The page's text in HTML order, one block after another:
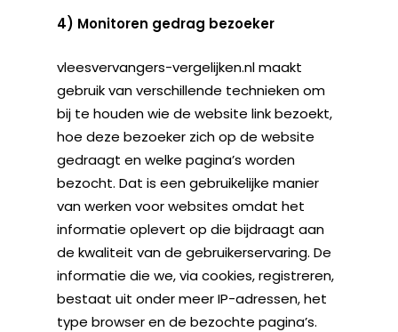
4) Monitoren gedrag bezoeker
vleesvervangers-vergelijken.nl maakt
gebruik van verschillende technieken om
bij te houden wie de website link bezoekt,
hoe deze bezoeker zich op de website
gedraagt en welke pagina’s worden
bezocht. Dat is een gebruikelijke manier
van werken voor websites omdat het
informatie oplevert op die bijdraagt aan
de kwaliteit van de gebruikerservaring. De
informatie die we, via cookies, registreren,
bestaat uit onder meer IP-adressen, het
type browser en de bezochte pagina’s.